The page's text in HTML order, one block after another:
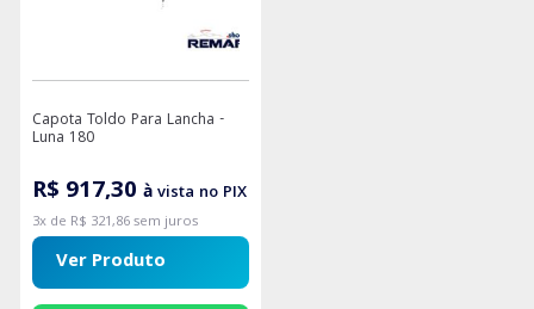
Capota Toldo Para Lancha -
Luna 180
R$ 917,30 à vista no PIX
3x de R$ 321,86 sem juros
Ver Produto